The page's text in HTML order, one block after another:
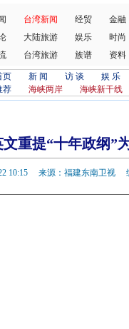
台湾新闻 经贸
金融
大陆旅游 娱乐
时尚
台湾旅游 族谱 资料
页 新 闻 访 谈
娱 乐
荐
海峡两岸 海峡新干线
文重提“十年政纲”
22 10:15 来源：福建东南卫视